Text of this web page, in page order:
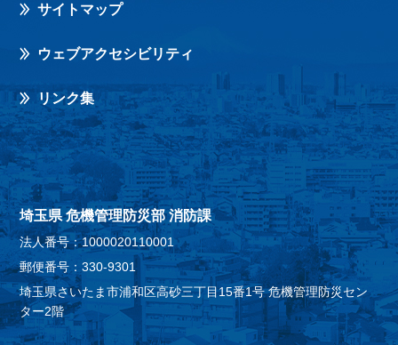
サイトマップ
ウェブアクセシビリティ
リンク集
埼玉県 危機管理防災部 消防課
法人番号：1000020110001
郵便番号：330-9301
埼玉県さいたま市浦和区高砂三丁目15番1号 危機管理防災セン
ター2階